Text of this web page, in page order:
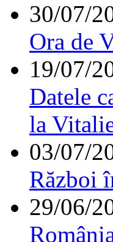
30/07/
Ora de
19/07/
Datele
la
03/07/
Război
29/06/